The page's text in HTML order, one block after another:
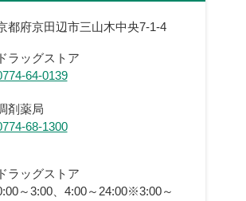
都府京田辺市三山木中央7-1-4
ドラッグストア
64-0139
剤薬局
68-1300
ドラッグストア
～3:00、4:00～24:00※3:00～